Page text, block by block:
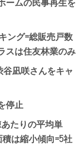
ング=総販売戸数
スは住友林業のみ
凪咲さんをキャ
停止
たりの平均単
は縮小傾向=5社